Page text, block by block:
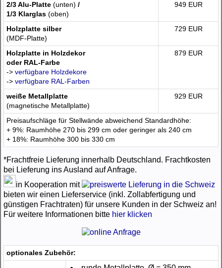
2/3 Alu-Platte (unten) /
1/3 Klarglas (oben)
949 EUR
Holzplatte silber
(MDF-Platte)
729 EUR
Holzplatte in Holzdekor
oder RAL-Farbe
-> verfügbare Holzdekore
-> verfügbare RAL-Farben
879 EUR
weiße Metallplatte
(magnetische Metallplatte)
929 EUR
Preisaufschläge für Stellwände abweichend Standardhöhe:
+ 9%: Raumhöhe 270 bis 299 cm oder geringer als 240 cm
+ 18%: Raumhöhe 300 bis 330 cm
*Frachtfreie Lieferung innerhalb Deutschland. Frachtkosten
bei Lieferung ins Ausland auf Anfrage.
in Kooperation mit
bieten wir einen Lieferservice (inkl. Zollabfertigung und
günstigen Frachtraten) für unsere Kunden in der Schweiz an!
Für weitere Informationen bitte hier klicken
optionales Zubehör: